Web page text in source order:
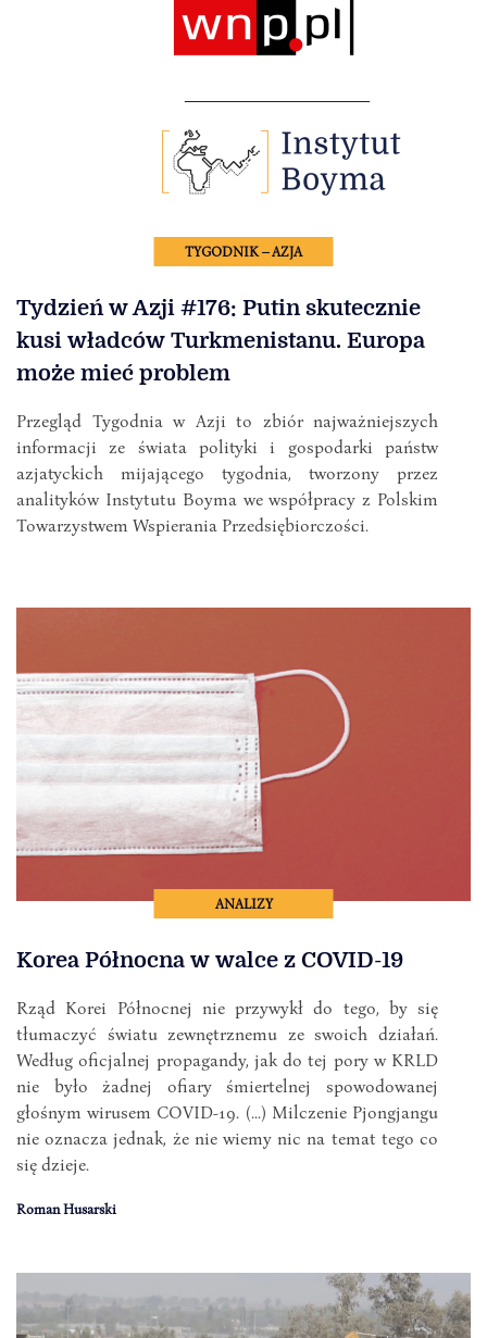
TYGODNIK – AZJA
Tydzień w Azji #176: Putin skutecznie
kusi władców Turkmenistanu. Europa
może mieć problem
Przegląd Tygodnia w Azji to zbiór najważniejszych
informacji ze świata polityki i gospodarki państw
azjatyckich mijającego tygodnia, tworzony przez
analityków Instytutu Boyma we współpracy z Polskim
Towarzystwem Wspierania Przedsiębiorczości.
ANALIZY
Korea Północna w walce z COVID-19
Rząd Korei Północnej nie przywykł do tego, by się
tłumaczyć światu zewnętrznemu ze swoich działań.
Według oficjalnej propagandy, jak do tej pory w KRLD
nie było żadnej ofiary śmiertelnej spowodowanej
głośnym wirusem COVID-19. (...) Milczenie Pjongjangu
nie oznacza jednak, że nie wiemy nic na temat tego co
się dzieje.
Roman Husarski